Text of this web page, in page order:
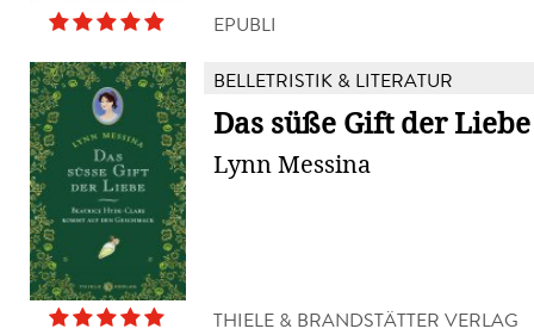
EPUBLI
BELLETRISTIK & LITERATUR
Das süße Gift der Liebe
Lynn Messina
THIELE & BRANDSTÄTTER VERLAG